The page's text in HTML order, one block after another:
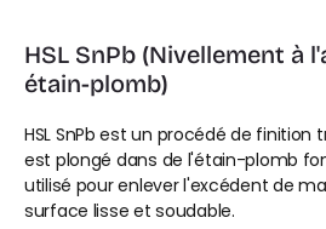
HSL SnPb (Nivellement à
étain-plomb)
HSL SnPb est un procédé de finition
est plongé dans de l'étain-plomb
utilisé pour enlever l'excédent de
surface lisse et soudable.